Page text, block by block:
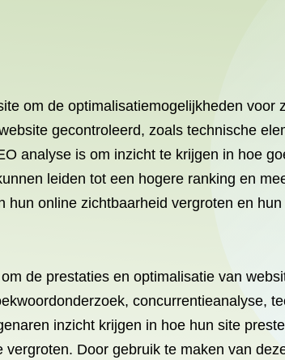
om de optimalisatiemogelijkheden voor
gecontroleerd, zoals technische
analyse is om inzicht te krijgen in hoe
leiden tot een hogere ranking en
online zichtbaarheid vergroten en
de prestaties en optimalisatie van
concurrentieanalyse,
inzicht krijgen in hoe hun site
Door gebruik te maken van